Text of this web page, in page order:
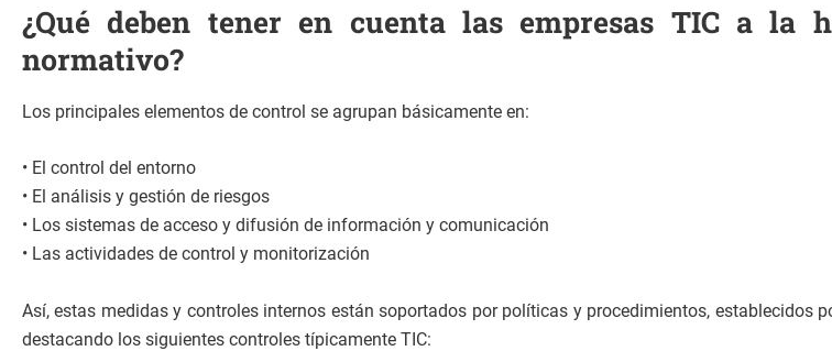
¿Qué deben tener en cuenta las empresas TIC a
normativo?
Los principales elementos de control se agrupan básicamente en:
• El control del entorno
• El análisis y gestión de riesgos
• Los sistemas de acceso y difusión de información y comunicación
• Las actividades de control y monitorización
Así, estas medidas y controles internos están soportados por políticas y procedimientos,
destacando los siguientes controles típicamente TIC: